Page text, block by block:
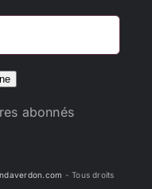
abonnés
- Tous droits